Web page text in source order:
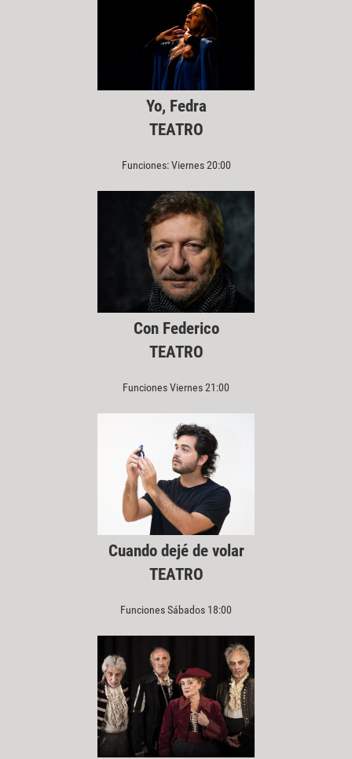
Yo, Fedra
TEATRO
Funciones: Viernes 20:00
Con Federico
TEATRO
Funciones Viernes 21:00
Cuando dejé de volar
TEATRO
Funciones Sábados 18:00